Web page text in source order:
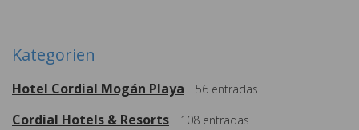
Kategorien
Hotel Cordial Mogán Playa 56 entradas
Cordial Hotels & Resorts 108 entradas